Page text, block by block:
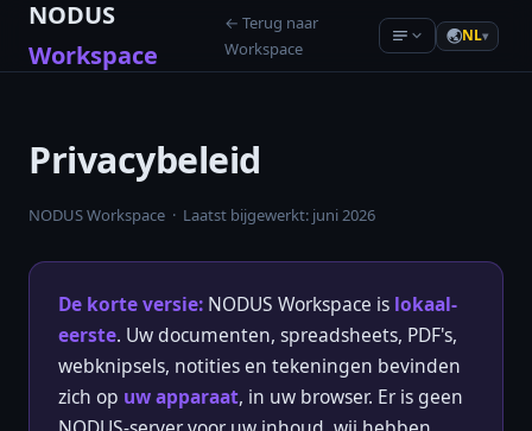
NODUS
Workspace
← Terug naar
Workspace
AI newsletters
Communities
Recommended tools
NL▾
Privacybeleid
NODUS Workspace · Laatst bijgewerkt: juni 2026
De korte versie: NODUS Workspace is lokaal-
eerste. Uw documenten, spreadsheets, PDF's,
webknipsels, notities en tekeningen bevinden
zich op uw apparaat, in uw browser. Er is geen